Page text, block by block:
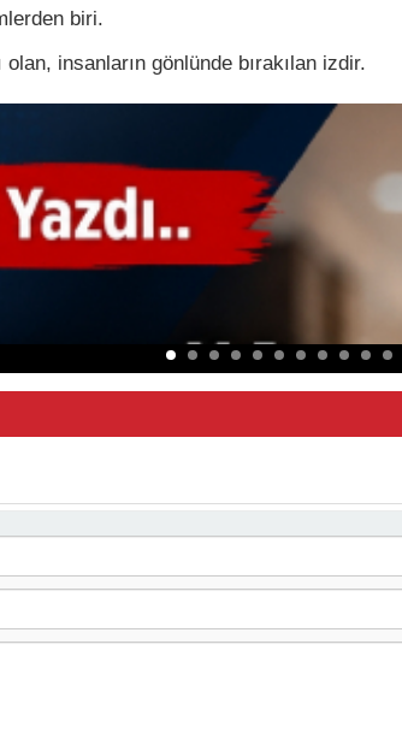
biri.
insanların gönlünde bırakılan izdir.